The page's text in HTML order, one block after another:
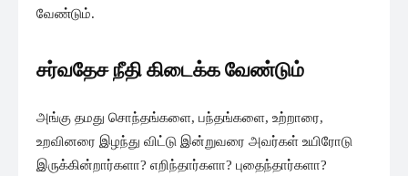
வேண்டும்.
சர்வதேச நீதி கிடைக்க வேண்டும்
அங்கு தமது சொந்தங்களை, பந்தங்களை, உற்றாரை,
உறவினரை இழந்து விட்டு இன்றுவரை அவர்கள் உயிரோடு
இருக்கின்றார்களா? எறிந்தார்களா? புதைந்தார்களா?